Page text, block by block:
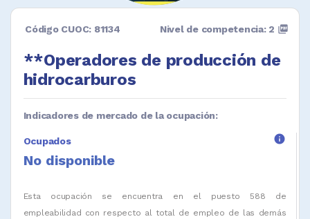
Código CUOC: 81134
**Operadores de producción de
hidrocarburos
Nivel de competencia: 2 picture_as_pdf
Indicadores de mercado de la ocupación:
Ocupados info
No disponible
Esta ocupación se encuentra en el puesto 588 de
empleabilidad con respecto al total de empleo de las demás